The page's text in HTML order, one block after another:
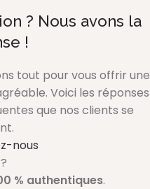
? Nous avons la
!
tout pour vous offrir une
Voici les réponses
que nos clients se
nous
% authentiques.